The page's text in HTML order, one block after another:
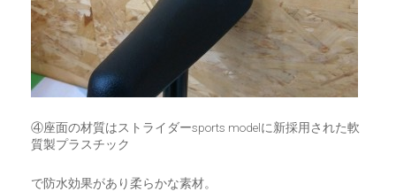
④座面の材質はストライダーsports modelに新採用された軟
質製プラスチック
で防水効果があり柔らかな素材。